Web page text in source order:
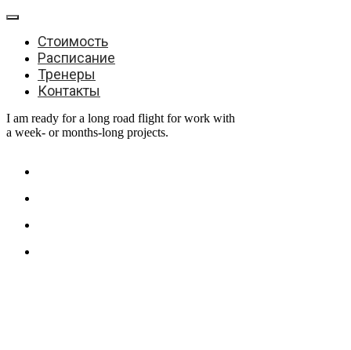
Стоимость
Расписание
Тренеры
Контакты
I am ready for a long road flight for work with
a week- or months-long projects.